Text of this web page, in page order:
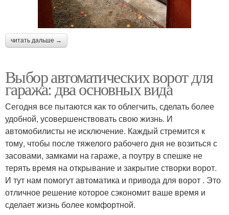
читать дальше →
Выбор автоматических ворот для
гаража: два основных вида
Сегодня все пытаются как то облегчить, сделать более
удобной, усовершенствовать свою жизнь. И
автомобилисты не исключение. Каждый стремится к
тому, чтобы после тяжелого рабочего дня не возиться с
засовами, замками на гараже, а поутру в спешке не
терять время на открывание и закрытие створки ворот.
И тут нам помогут автоматика и привода для ворот . Это
отличное решение которое сэкономит ваше время и
сделает жизнь более комфортной.